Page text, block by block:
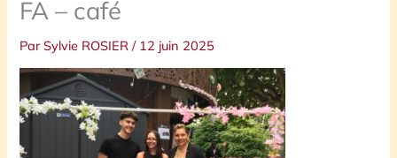
FA – café
ParSylvie ROSIER/ 12 juin 2025